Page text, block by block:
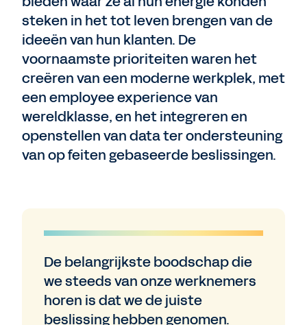
steken in het tot leven brengen van de
ideeën van hun klanten. De
voornaamste prioriteiten waren het
creëren van een moderne werkplek, met
een employee experience van
wereldklasse, en het integreren en
openstellen van data ter ondersteuning
van op feiten gebaseerde beslissingen.
De belangrijkste boodschap die
we steeds van onze werknemers
horen is dat we de juiste
beslissing hebben genomen.